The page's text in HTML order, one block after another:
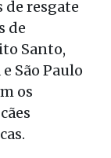
resgate
de
Santo,
São Paulo
os